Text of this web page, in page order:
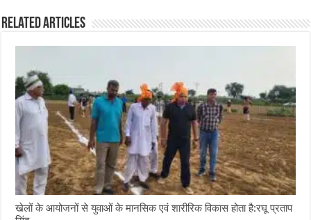
Related Articles
खेलों के आयोजनों से युवाओं के मानसिक एवं शारीरिक विकास होता है:रघू प्रताप